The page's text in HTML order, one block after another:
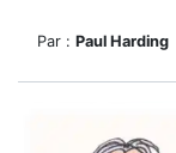
Par : Paul Harding